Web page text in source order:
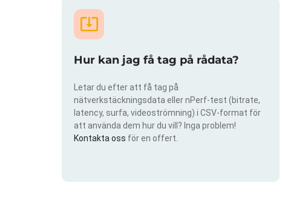
Hur kan jag få tag på rådata?
Letar du efter att få tag på
nätverkstäckningsdata eller nPerf-test (bitrate,
latency, surfa, videoströmning) i CSV-format för
att använda dem hur du vill? Inga problem!
Kontakta oss för en offert.